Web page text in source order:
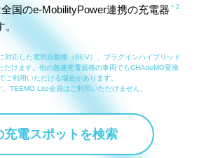
国のe-MobilityPower連携の充電器 ＊2
対応した電気自動車（BEV）、プラグインハイブリッド
だけます。他の急速充電規格の車両でもCHAdeMO変換
ご利用いただける場合があります。
TEEMO Lite会員はご利用いただけません。
充電スポットを検索